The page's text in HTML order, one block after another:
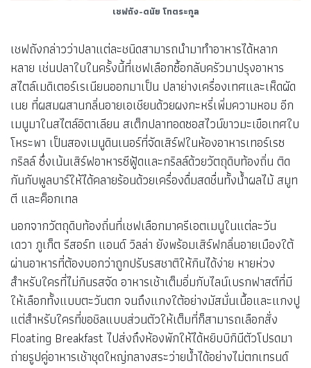
เชฟถัง-ดนัย โทตระกูล
เชฟถังกล่าวว่าปลาแต่ละชนิดสามารถนำมาทำอาหารได้หลาก
หลาย เช่นปลาใบในครั้งนี้ที่เชฟเลือกซื้อกลับครัวมาปรุงอาหาร
สไตล์เมดิเตอร์เรเนียนออกมาเป็น ปลาย่างเครื่องเทศและเห็ดผัด
เนย ที่ผสมผสานกลิ่นอายเอเชียนด้วยผงกะหรี่เพิ่มความหอม อีก
เมนูมาในสไตล์อิตาเลียน สเต็กปลาทอดซอสไวน์ขาวมะเขือเทศใบ
โหระพา เป็นสองเมนูดินเนอร์ที่จัดเสิร์ฟในห้องอาหารเทอร์เรซ
กริลล์ ซึ่งเน้นเสิร์ฟอาหารซีฟู้ดและกริลล์ด้วยวัตถุดิบท้องถิ่น ติด
กันกับพูลบาร์ให้ได้คลายร้อนด้วยเครื่องดื่มสดชื่นทั้งน้ำผลไม้ สมูท
ตี และค็อกเทล
นอกจากวัตถุดิบท้องถิ่นที่เชฟเลือกมาครีเอตเมนูในแต่ละวัน
เดวา ภูเก็ต รีสอร์ท แอนด์ วิลล่า ยังพร้อมเสิร์ฟกลิ่นอายเมืองใต้
ผ่านอาหารที่ต้องบอกว่าถูกปรับรสชาติให้กินได้ง่าย หายห่วง
สำหรับใครที่ไม่กินรสจัด อาหารเช้าเต็มอิ่มกับไลน์เบรกฟาสต์ที่มี
ให้เลือกทั้งแบบตะวันตก จนถึงแกงใต้อย่างมัสมั่นเนื้อและแกงปู
แต่สำหรับใครที่ขอชิลแบบส่วนตัวให้เต็มที่ก็สามารถเลือกสั่ง
Floating Breakfast ไปส่งถึงห้องพักให้ได้หยิบบิกินีตัวโปรดมา
ถ่ายรูปคู่อาหารเช้าชุดใหญ่กลางสระว่ายน้ำได้อย่างไม่ตกเทรนด์